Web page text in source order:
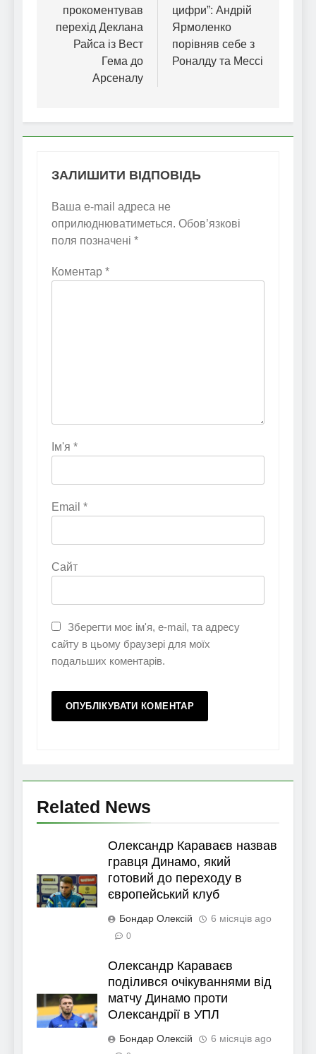
прокоментував
перехід Деклана
Райса із Вест
Гема до
Арсеналу
цифри”: Андрій
Ярмоленко
порівняв себе з
Роналду та Мессі
ЗАЛИШИТИ ВІДПОВІДЬ
Ваша e-mail адреса не
оприлюднюватиметься. Обов’язкові
поля позначені *
Коментар *
Ім'я *
Email *
Сайт
Зберегти моє ім'я, e-mail, та адресу
сайту в цьому браузері для моїх
подальших коментарів.
Related News
Олександр Караваєв назвав
гравця Динамо, який
готовий до переходу в
європейський клуб
Бондар Олексій 6 місяців ago
0
Олександр Караваєв
поділився очікуваннями від
матчу Динамо проти
Олександрії в УПЛ
Бондар Олексій 6 місяців ago